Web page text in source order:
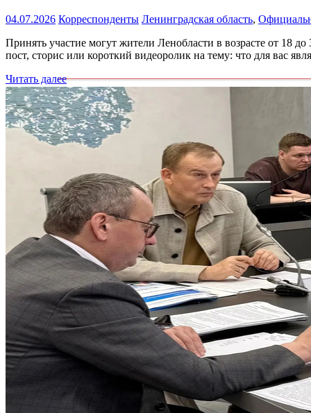
04.07.2026 Корреспонденты Ленинградская область,
Принять участие могут жители Ленобласти в возрасте от 18
пост, сторис или короткий видеоролик на тему: что для вас
Читать далее